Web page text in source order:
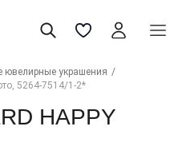
ювелирные украшения
5264-7514/1-2*
HAPPY